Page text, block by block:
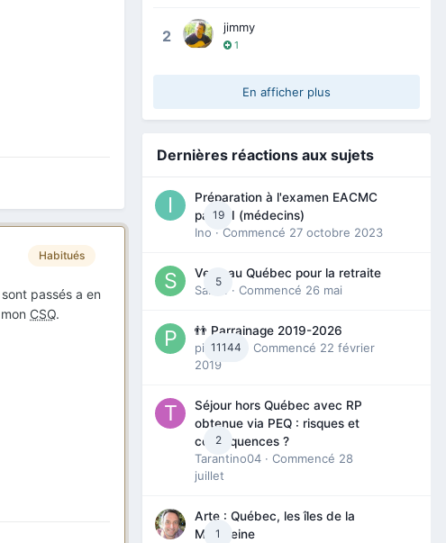
Habitués
passés a en
CSQ.
2 jimmy
1
En afficher plus
Dernières réactions aux sujets
19
Préparation à l'examen EACMC
partie I (médecins)
Ino · Commencé 27 octobre 2023
5
Venir au Québec pour la retraite
Sab74
· Commencé 26 mai
11144
👬 Parrainage 2019-2026
piinoush
· Commencé 22 février
2019
2
Séjour hors Québec avec RP
obtenue via PEQ : risques et
conséquences ?
Tarantino04 · Commencé 28
juillet
1
Arte : Québec, les îles de la
Madeleine